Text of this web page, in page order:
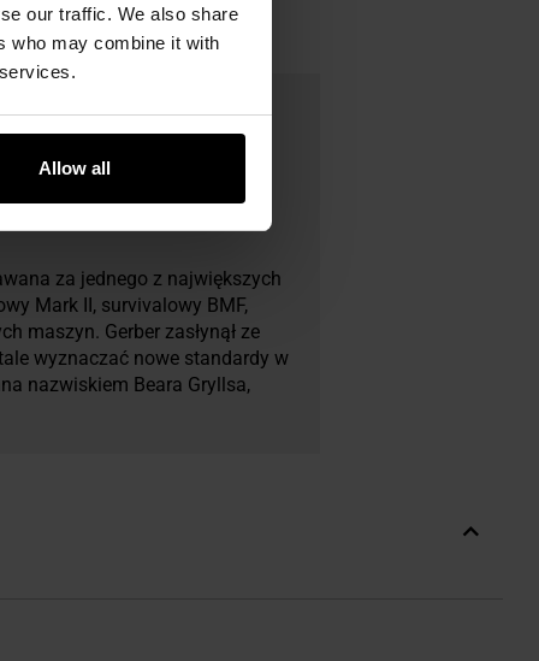
our traffic. We also share
who may combine it with
Allow all
za jednego z największych
Mark II, survivalowy BMF,
maszyn. Gerber zasłynął ze
wyznaczać nowe standardy w
nazwiskiem Beara Gryllsa,